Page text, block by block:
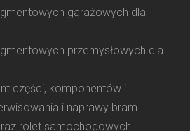
garażowych dla
przemysłowych dla
części, komponentów i
i naprawy bram
rolet samochodowych